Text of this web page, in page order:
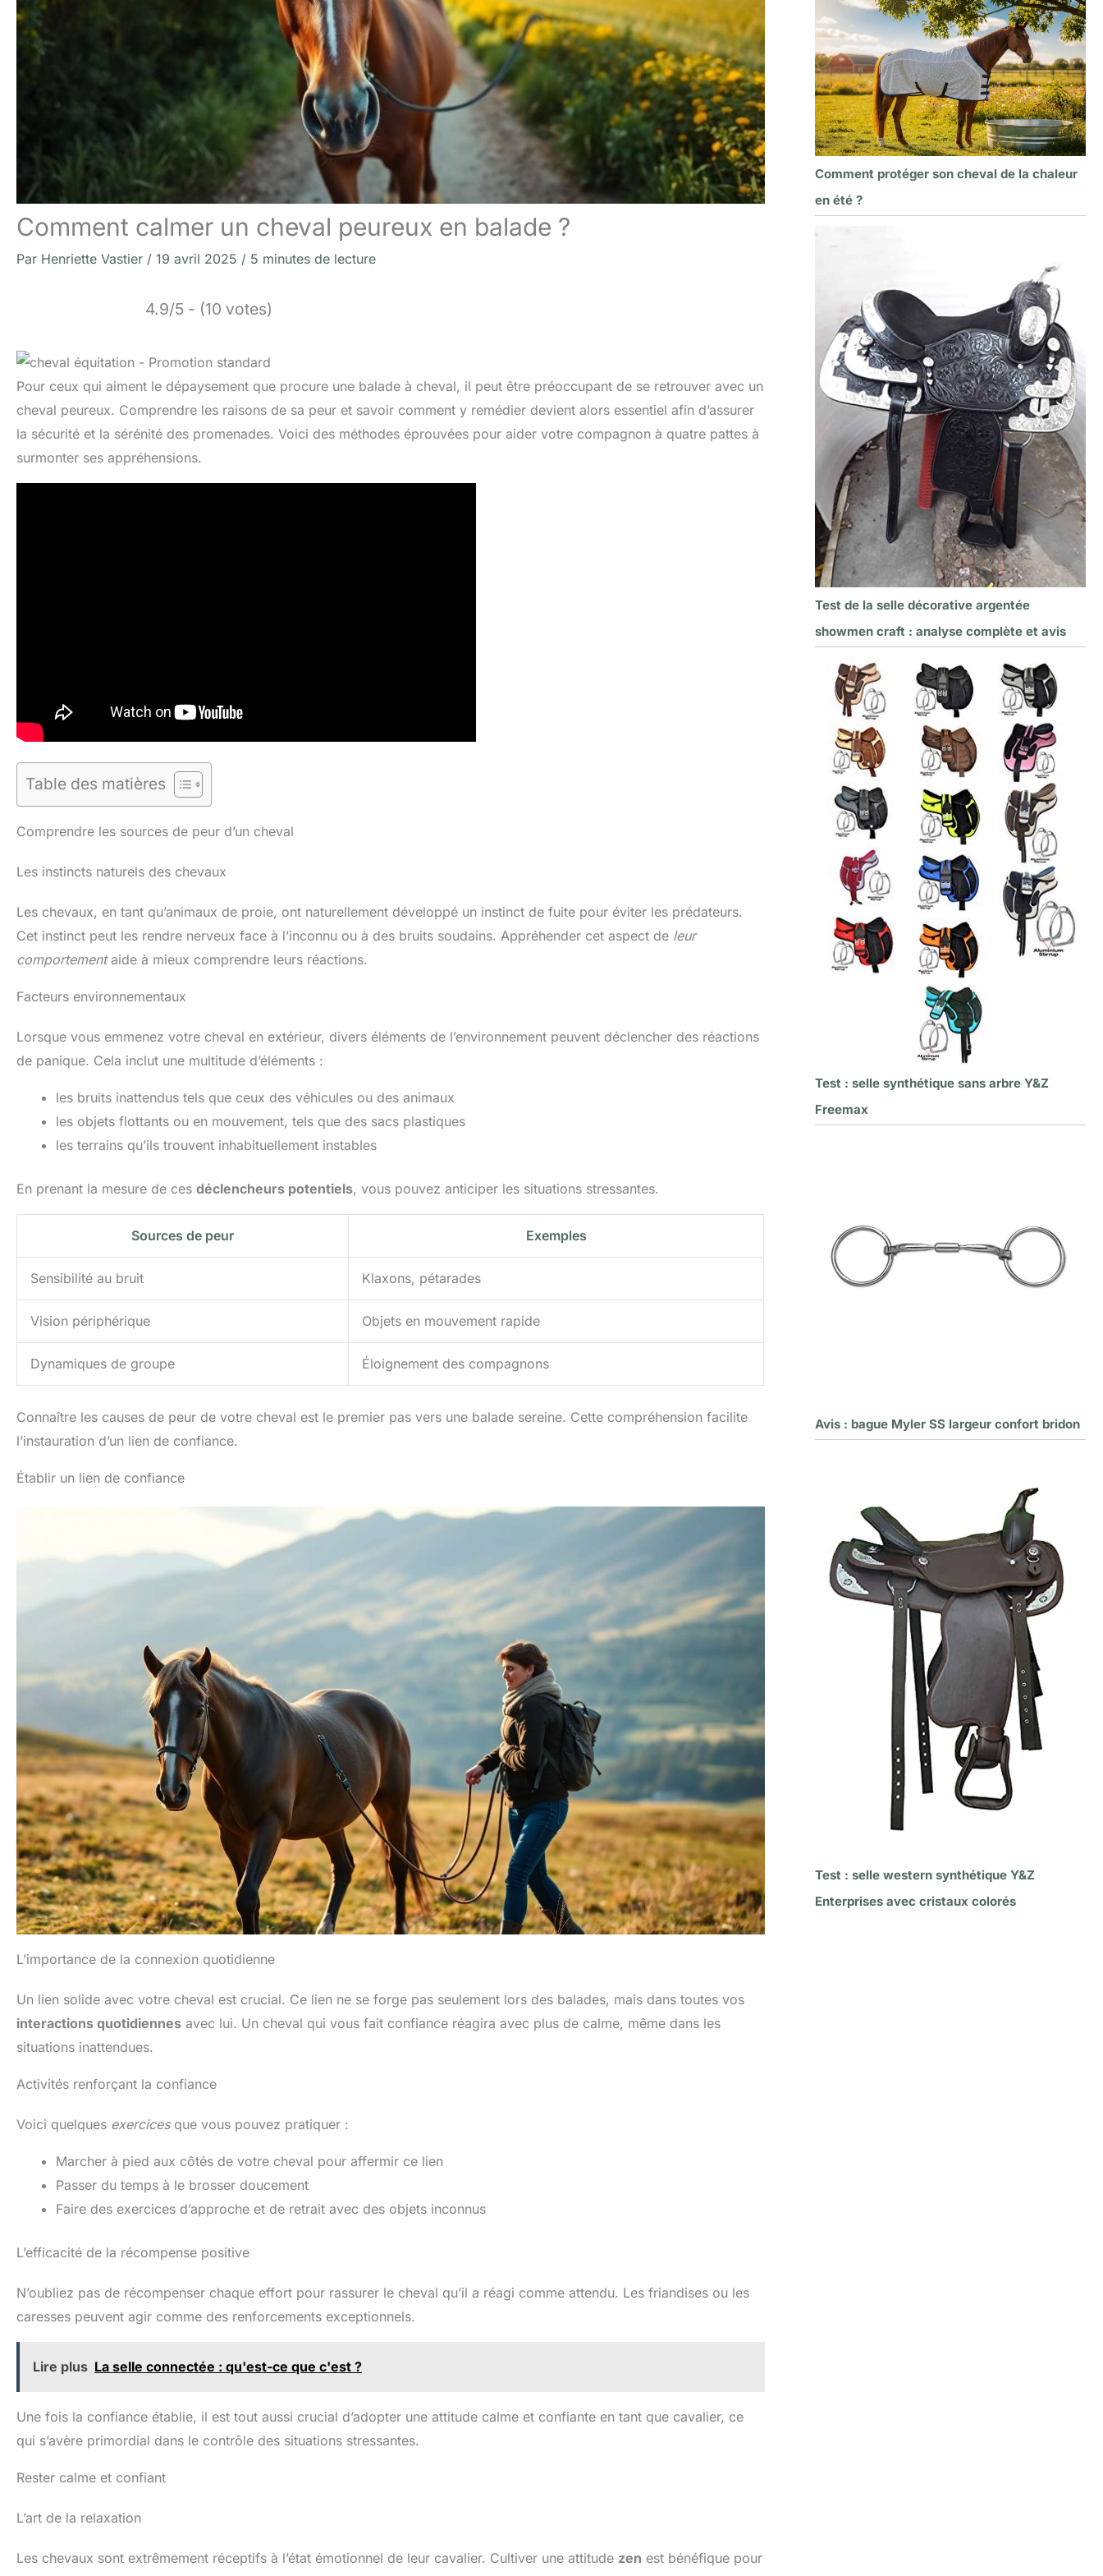
Comment calmer un cheval peureux en balade ?
Par Henriette Vastier / 19 avril 2025 / 5 minutes de lecture
4.9/5 - (10 votes)
Pour ceux qui aiment le dépaysement que procure une balade à cheval, il peut être préoccupant de se retrouver avec un
cheval peureux. Comprendre les raisons de sa peur et savoir comment y remédier devient alors essentiel afin d’assurer
la sécurité et la sérénité des promenades. Voici des méthodes éprouvées pour aider votre compagnon à quatre pattes à
surmonter ses appréhensions.
Table des matières
Comprendre les sources de peur d’un cheval
Les instincts naturels des chevaux
Les chevaux, en tant qu’animaux de proie, ont naturellement développé un instinct de fuite pour éviter les prédateurs.
Cet instinct peut les rendre nerveux face à l’inconnu ou à des bruits soudains. Appréhender cet aspect de leur
comportementaide à mieux comprendre leurs réactions.
Facteurs environnementaux
Lorsque vous emmenez votre cheval en extérieur, divers éléments de l’environnement peuvent déclencher des réactions
de panique. Cela inclut une multitude d’éléments :
les bruits inattendus tels que ceux des véhicules ou des animaux
les objets flottants ou en mouvement, tels que des sacs plastiques
les terrains qu’ils trouvent inhabituellement instables
En prenant la mesure de ces déclencheurs potentiels, vous pouvez anticiper les situations stressantes.
Sources de peur Exemples
Sensibilité au bruit Klaxons, pétarades
Vision périphérique Objets en mouvement rapide
Dynamiques de groupe Éloignement des compagnons
Connaître les causes de peur de votre cheval est le premier pas vers une balade sereine. Cette compréhension facilite
l’instauration d’un lien de confiance.
Établir un lien de confiance
L’importance de la connexion quotidienne
Un lien solide avec votre cheval est crucial. Ce lien ne se forge pas seulement lors des balades, mais dans toutes vos
interactions quotidiennes avec lui. Un cheval qui vous fait confiance réagira avec plus de calme, même dans les
situations inattendues.
Activités renforçant la confiance
Voici quelques exercicesque vous pouvez pratiquer :
Marcher à pied aux côtés de votre cheval pour affermir ce lien
Passer du temps à le brosser doucement
Faire des exercices d’approche et de retrait avec des objets inconnus
L’efficacité de la récompense positive
N’oubliez pas de récompenser chaque effort pour rassurer le cheval qu’il a réagi comme attendu. Les friandises ou les
caresses peuvent agir comme des renforcements exceptionnels.
Lire plus La selle connectée : qu'est-ce que c'est ?
Une fois la confiance établie, il est tout aussi crucial d’adopter une attitude calme et confiante en tant que cavalier, ce
qui s’avère primordial dans le contrôle des situations stressantes.
Rester calme et confiant
L’art de la relaxation
Les chevaux sont extrêmement réceptifs à l’état émotionnel de leur cavalier. Cultiver une attitude zen est bénéfique pour
Comment protéger son cheval de la chaleur
en été ?
Test de la selle décorative argentée
showmen craft : analyse complète et avis
Test : selle synthétique sans arbre Y&Z
Freemax
Avis : bague Myler SS largeur confort bridon
Test : selle western synthétique Y&Z
Enterprises avec cristaux colorés